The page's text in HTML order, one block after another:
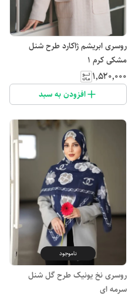
روسری ابریشم ژاکارد طرح شنل
مشکی کرم 1
۱٬۵۲۰٬۰۰۰
افزودن به سبد
ناموجود
روسری نخ یونیک طرح گل شنل
سرمه ای